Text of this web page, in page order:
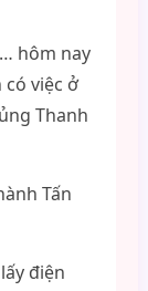
hôm nay
việc ở
Thanh
Tấn
điện